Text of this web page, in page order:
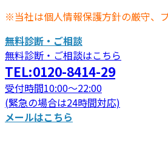
※当社は個人情報保護方針の厳守、
無料診断・ご相談
無料診断・ご相談はこちら
TEL:0120-8414-29
受付時間10:00～22:00
(緊急の場合は24時間対応)
メールはこちら